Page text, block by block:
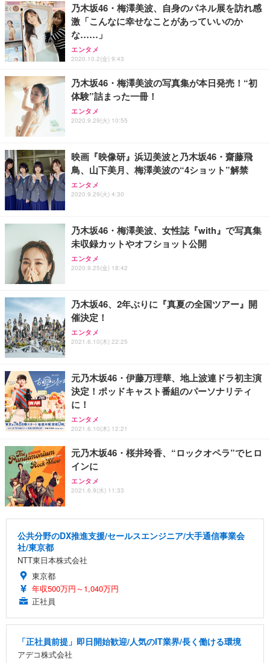
乃木坂46・梅澤美波、自身のパネル展を訪れ感
激「こんなに幸せなことがあっていいのか
な……」
エンタメ
2020.10.2(金) 9:43
乃木坂46・梅澤美波の写真集が本日発売！“初
体験”詰まった一冊！
エンタメ
2020.9.29(火) 10:55
映画『映像研』浜辺美波と乃木坂46・齋藤飛
鳥、山下美月、梅澤美波の“4ショット”解禁
エンタメ
2020.9.29(火) 4:30
乃木坂46・梅澤美波、女性誌『with』で写真集
未収録カットやオフショット公開
エンタメ
2020.9.25(金) 18:42
乃木坂46、2年ぶりに『真夏の全国ツアー』開
催決定！
エンタメ
2021.6.10(木) 22:25
元乃木坂46・伊藤万理華、地上波連ドラ初主演
決定！ポッドキャスト番組のパーソナリティ
に！
エンタメ
2021.6.10(木) 12:21
元乃木坂46・桜井玲香、“ロックオペラ”でヒロ
インに
エンタメ
2021.6.9(水) 11:33
公共分野のDX推進支援/セールスエンジニア/大手通信事業会
社/東京都
NTT東日本株式会社
東京都
年収500万円～1,040万円
正社員
「正社員前提」即日開始歓迎/人気のIT業界/長く働ける環境
アデコ株式会社